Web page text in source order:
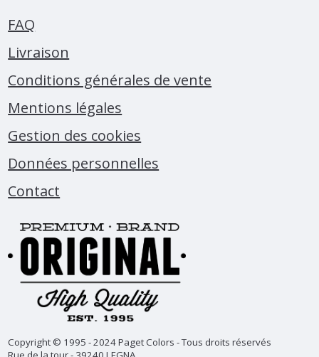
FAQ
Livraison
Conditions générales de vente
Mentions légales
Gestion des cookies
Données personnelles
Contact
Copyright © 1995 - 2024 Paget Colors - Tous droits réservés